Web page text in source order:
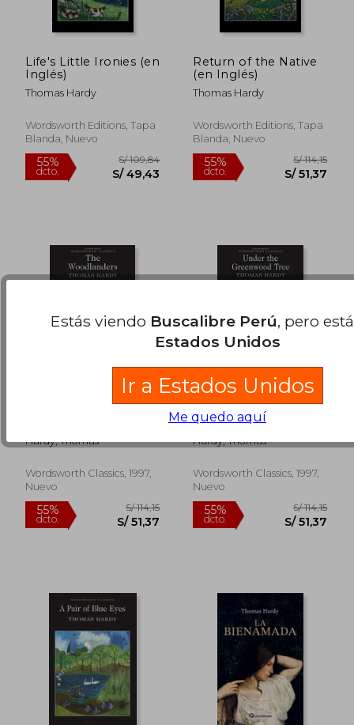
55%
dcto. S/ 77,08
55%
dcto. S/
55%
dcto. S/ 62,06
55%
dcto. S/
Life's Little Ironies (en
Inglés)
Thomas Hardy
Wordsworth Editions, Tapa
Blanda, Nuevo
Return of the Native
(en Inglés)
Thomas Hardy
Wordsworth Editions, Tapa
Blanda, Nuevo
Hardy, Thomas
Wordsworth Classics, 1997,
Nuevo
under the
greenwood tree (en
Hardy, Thomas
Wordsworth Classics, 1997,
Nuevo
Estás viendo Buscalibre Perú, pero
Estados Unidos
Ir a Estados Unidos
Me quedo aquí